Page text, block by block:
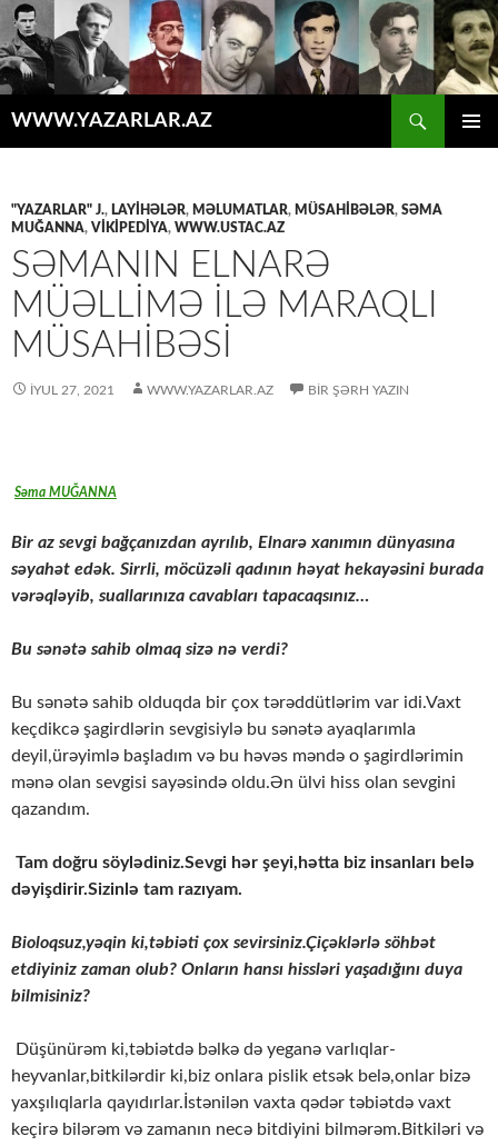
WWW.YAZARLAR.AZ
"YAZARLAR" J., LAYİHƏLƏR, MƏLUMATLAR, MÜSAHİBƏLƏR, SƏMA
MUĞANNA, VİKİPEDİYA, WWW.USTAC.AZ
SƏMANIN ELNARƏ
MÜƏLLİMƏ İLƏ MARAQLI
MÜSAHİBƏSİ
İYUL 27, 2021 WWW.YAZARLAR.AZ BIR ŞƏRH YAZIN
Səma MUĞANNA
Bir az sevgi bağçanızdan ayrılıb, Elnarə xanımın dünyasına
səyahət edək. Sirrli, möcüzəli qadının həyat hekayəsini burada
vərəqləyib, suallarınıza cavabları tapacaqsınız…
Bu sənətə sahib olmaq sizə nə verdi?
Bu sənətə sahib olduqda bir çox tərəddütlərim var idi.Vaxt
keçdikcə şagirdlərin sevgisiylə bu sənətə ayaqlarımla
deyil,ürəyimlə başladım və bu həvəs məndə o şagirdlərimin
mənə olan sevgisi sayəsində oldu.Ən ülvi hiss olan sevgini
qazandım.
Tam doğru söylədiniz.Sevgi hər şeyi,hətta biz insanları belə
dəyişdirir.Sizinlə tam razıyam.
Bioloqsuz,yəqin ki,təbiəti çox sevirsiniz.Çiçəklərlə söhbət
etdiyiniz zaman olub? Onların hansı hissləri yaşadığını duya
bilmisiniz?
Düşünürəm ki,təbiətdə bəlkə də yeganə varlıqlar-
heyvanlar,bitkilərdir ki,biz onlara pislik etsək belə,onlar bizə
yaxşılıqlarla qayıdırlar.İstənilən vaxta qədər təbiətdə vaxt
keçirə bilərəm və zamanın necə bitdiyini bilmərəm.Bitkiləri və